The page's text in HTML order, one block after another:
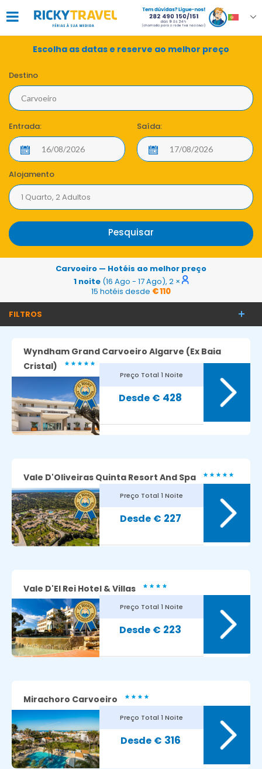
Escolha as datas e reserve ao melhor preço
Destino
Entrada: Saída:
Alojamento
1 Quarto, 2 Adultos
Pesquisar
Carvoeiro — Hotéis ao melhor preço
1 noite(16 Ago - 17 Ago), 2 ×
15 hotéis desde € 110
Wyndham Grand Carvoeiro Algarve (Ex Baia
Cristal)
Avaliação dos nossos clientes:8
Preço Total 1 Noite
€ 428
Vale D'Oliveiras Quinta Resort And Spa
Avaliação dos nossos clientes:8.9
Preço Total 1 Noite
€ 227
Vale D'El Rei Hotel & Villas
Preço Total 1 Noite
€ 223
Mirachoro Carvoeiro
Preço Total 1 Noite
€ 316
FILTROS